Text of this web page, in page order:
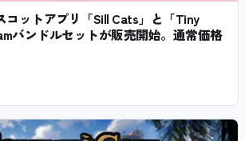
コットアプリ「Sill Cats」と「Tiny
バンドルセットが販売開始。通常価格